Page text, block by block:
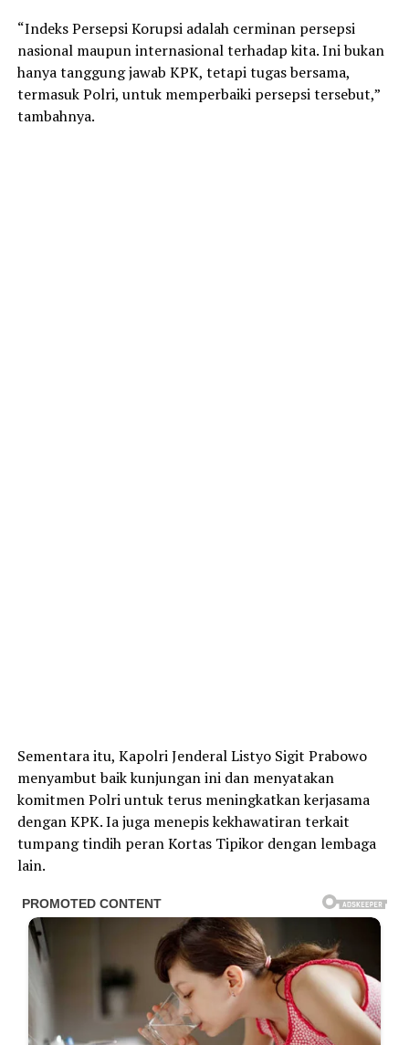
“Indeks Persepsi Korupsi adalah cerminan persepsi
nasional maupun internasional terhadap kita. Ini bukan
hanya tanggung jawab KPK, tetapi tugas bersama,
termasuk Polri, untuk memperbaiki persepsi tersebut,”
tambahnya.
Sementara itu, Kapolri Jenderal Listyo Sigit Prabowo
menyambut baik kunjungan ini dan menyatakan
komitmen Polri untuk terus meningkatkan kerjasama
dengan KPK. Ia juga menepis kekhawatiran terkait
tumpang tindih peran Kortas Tipikor dengan lembaga
lain.